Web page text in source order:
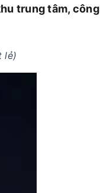
trung tâm, công
lẻ)